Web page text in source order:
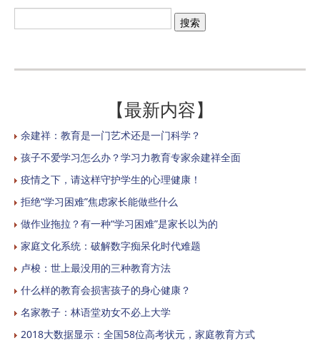
【最新内容】
余建祥：教育是一门艺术还是一门科学？
孩子不爱学习怎么办？学习力教育专家余建祥全面
疫情之下，请这样守护学生的心理健康！
拒绝“学习困难”焦虑家长能做些什么
做作业拖拉？有一种“学习困难”是家长以为的
家庭文化系统：破解数字痴呆化时代难题
卢梭：世上最没用的三种教育方法
什么样的教育会损害孩子的身心健康？
名家教子：林语堂劝女不必上大学
2018大数据显示：全国58位高考状元，家庭教育方式